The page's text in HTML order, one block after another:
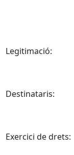
Legitimació:
Destinataris:
Exercici de drets: